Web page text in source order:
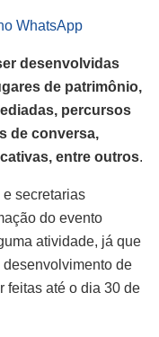
WhatsApp
desenvolvidas
de patrimônio,
percursos
de conversa,
entre outros.
secretarias
do evento
atividade, já que
de
feitas até o dia 30 de